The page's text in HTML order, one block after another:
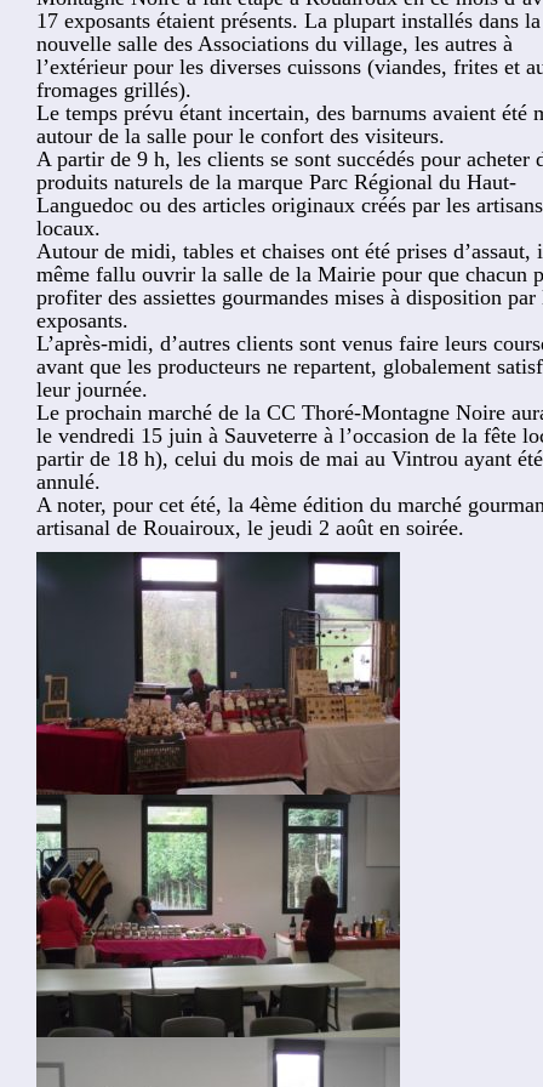
Associations
17 exposants étaient présents. La plupart installés dans la
nouvelle salle des Associations du village, les autres à
l’extérieur pour les diverses cuissons (viandes, frites et
fromages grillés).
Le temps prévu étant incertain, des barnums avaient été
autour de la salle pour le confort des visiteurs.
A partir de 9 h, les clients se sont succédés pour acheter
produits naturels de la marque Parc Régional du Haut-
Languedoc ou des articles originaux créés par les artisans
locaux.
Autour de midi, tables et chaises ont été prises d’assaut,
même fallu ouvrir la salle de la Mairie pour que chacun
profiter des assiettes gourmandes mises à disposition par
exposants.
L’après-midi, d’autres clients sont venus faire leurs
avant que les producteurs ne repartent, globalement
leur journée.
Le prochain marché de la CC Thoré-Montagne Noire
le vendredi 15 juin à Sauveterre à l’occasion de la fête
partir de 18 h), celui du mois de mai au Vintrou ayant été
annulé.
A noter, pour cet été, la 4ème édition du marché
artisanal de Rouairoux, le jeudi 2 août en soirée.